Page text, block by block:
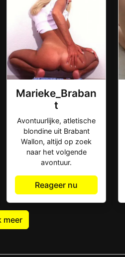
Marieke_Braban
t
Avontuurlijke, atletische
blondine uit Brabant
Wallon, altijd op zoek
naar het volgende
avontuur.
Reageer nu
meer